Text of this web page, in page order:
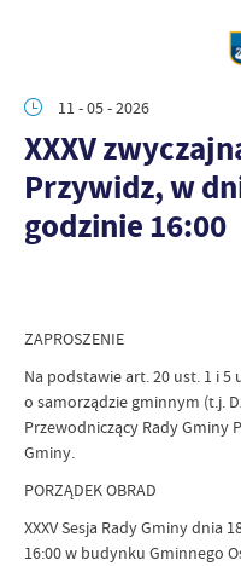
11 - 05 - 2026
XXXV
Przywidz, w
godzinie 16:00
ZAPROSZENIE
Na podstawie art. 20 ust. 1 i 5
o samorządzie gminnym (t.j.
Przewodniczący Rady Gminy
Gminy.
PORZĄDEK OBRAD
XXXV Sesja Rady Gminy dnia
16:00 w budynku Gminnego